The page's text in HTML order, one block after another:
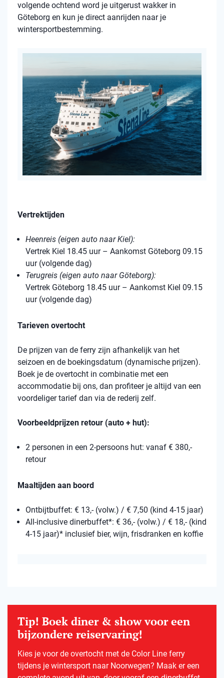
volgende ochtend word je uitgerust wakker in
Göteborg en kun je direct aanrijden naar je
wintersportbestemming.
Vertrektijden
Heenreis (eigen auto naar Kiel):
Vertrek Kiel 18.45 uur – Aankomst Göteborg 09.15
uur (volgende dag)
Terugreis (eigen auto naar Göteborg):
Vertrek Göteborg 18.45 uur – Aankomst Kiel 09.15
uur (volgende dag)
Tarieven overtocht
De prijzen van de ferry zijn afhankelijk van het
seizoen en de boekingsdatum (dynamische prijzen).
Boek je de overtocht in combinatie met een
accommodatie bij ons, dan profiteer je altijd van een
voordeliger tarief dan via de rederij zelf.
Voorbeeldprijzen retour (auto + hut):
2 personen in een 2-persoons hut: vanaf € 380,-
retour
Maaltijden aan boord
Ontbijtbuffet: € 13,- (volw.) / € 7,50 (kind 4-15 jaar)
All-inclusive dinerbuffet*: € 36,- (volw.) / € 18,- (kind
4-15 jaar)* inclusief bier, wijn, frisdranken en koffie
Tip! Boek diner & show voor een
bijzondere reiservaring!
Kies je voor de overtocht met de Color Line ferry
tijdens je wintersport naar Noorwegen? Maak er een